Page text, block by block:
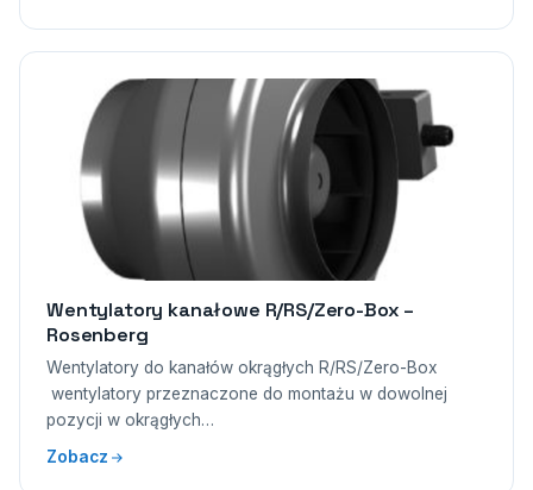
Wentylatory kanałowe R/RS/Zero-Box –
Rosenberg
Wentylatory do kanałów okrągłych R/RS/Zero-Box
wentylatory przeznaczone do montażu w dowolnej
pozycji w okrągłych…
Zobacz